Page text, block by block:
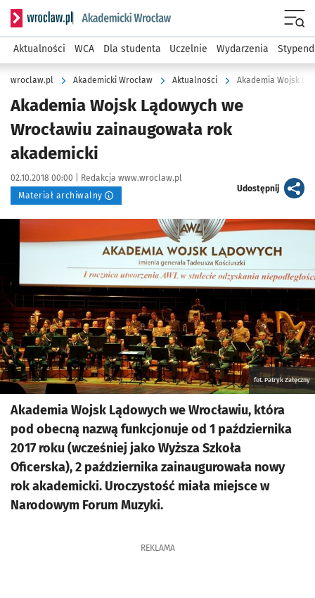
Serwis informacyjny wroclaw.pl podserwis: Akademicki
Aktualności WCA Dla studenta Uczelnie Wydarzenia
wroclaw.pl Akademicki Wrocław Aktualności Akademia Wojsk
Akademia Wojsk Lądowych we
Wrocławiu zainaugowała rok
akademicki
Data publikacji:
02.10.2018 00:00 | Autor:
Redakcja www.wroclaw.pl
Materiał archiwalny
Udostępnijartykuł
Kliknij, aby powiększyć
fot. Patryk Załęczny
Akademia Wojsk Lądowych we Wrocławiu, która
pod obecną nazwą funkcjonuje od 1 października
2017 roku (wcześniej jako Wyższa Szkoła
Oficerska), 2 października zainaugurowała nowy
rok akademicki. Uroczystość miała miejsce w
Narodowym Forum Muzyki.
REKLAMA